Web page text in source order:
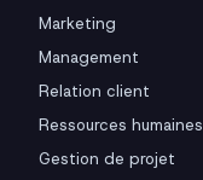
Marketing
Management
Relation client
Ressources humaines
Gestion de projet